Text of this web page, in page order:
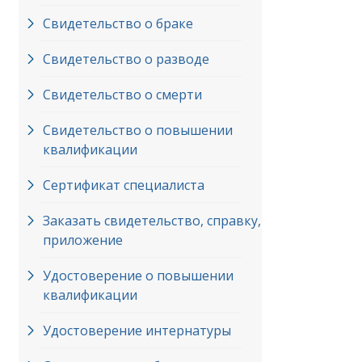
Свидетельство о браке
Свидетельство о разводе
Свидетельство о смерти
Свидетельство о повышении
квалификации
Сертификат специалиста
Заказать свидетельство, справку,
приложение
Удостоверение о повышении
квалификации
Удостоверение интернатуры